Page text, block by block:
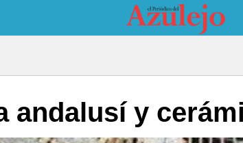
andalusí y